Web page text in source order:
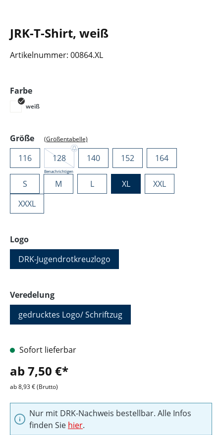
JRK-T-Shirt, weiß
Artikelnummer: 00864.XL
Farbeauswählen
weiß
Größeauswählen
(Größentabelle)
116 128
Benachrichtigen
140 152 164
S M L XL
XXL
XXXL
Logoauswählen
DRK-Jugendrotkreuzlogo
Veredelungauswählen
gedrucktes Logo/ Schriftzug
Sofort lieferbar
ab 7,50 €*
ab 8,93 € (Brutto)
Nur mit DRK-Nachweis bestellbar. Alle Infos
finden Sie hier.